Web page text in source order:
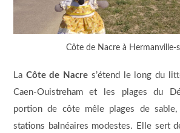
Côte de Nacre à Hermanville-
La Côte de Nacre s’étend le long du
Caen-Ouistreham et les plages du
portion de côte mêle plages de
stations balnéaires modestes. Elle sert